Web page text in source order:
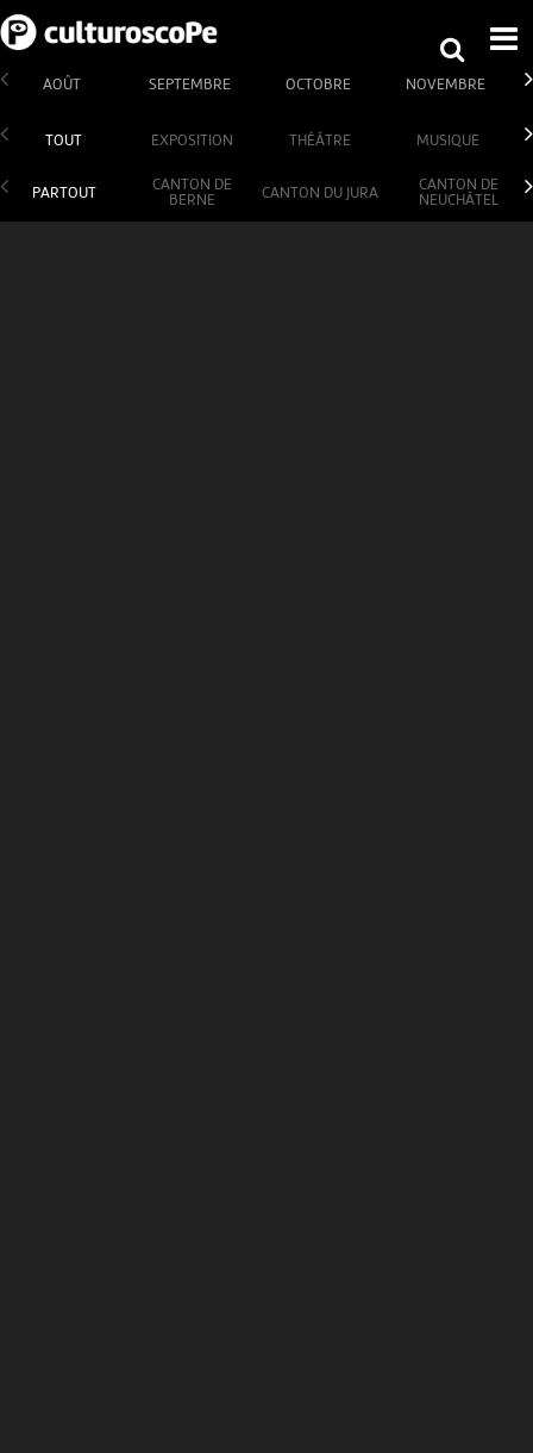
AOÛT SEPTEMBRE OCTOBRE NOVEMBRE
TOUT EXPOSITION THÉÂTRE MUSIQUE
PARTOUT
CANTON DE
BERNE
CANTON DU JURA
CANTON DE
NEUCHÂTEL